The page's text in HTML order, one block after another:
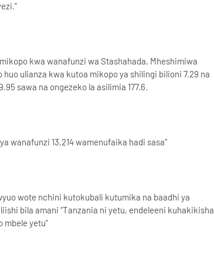
kwa wanafunzi wa Stashahada, Mheshimiwa
ulianza kwa kutoa mikopo ya shilingi bilioni 7.29 na
sawa na ongezeko la asilimia 177.6.
wanafunzi 13,214 wamenufaika hadi sasa”
wote nchini kutokubali kutumika na baadhi ya
bila amani “Tanzania ni yetu, endeleeni kuhakikisha
yetu”